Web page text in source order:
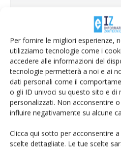
Per fornire le migliori esperienze,
utilizziamo tecnologie come i
accedere alle informazioni del
tecnologie permetterà a noi e ai
dati personali come il
o gli ID univoci su questo sito e di
personalizzati. Non acconsentire
influire negativamente su alcune
Clicca qui sotto per acconsentire
scelte dettagliate. Le tue scelte
L'Esperto
I consigli di Terra e
Cerca